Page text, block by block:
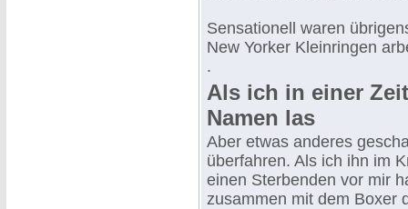
Sensationell waren
New Yorker Kleinringen
.
Als ich in einer
Namen las
Aber etwas anderes
überfahren. Als ich ihn im
einen Sterbenden vor mir
zusammen mit dem Boxer